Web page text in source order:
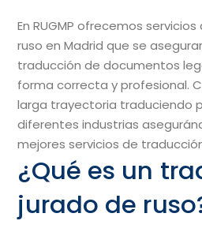
En RUGMP ofrecemos
ruso en Madrid que se
traducción de documentos
forma correcta y profesional.
larga trayectoria traduciendo
diferentes industrias
mejores servicios de
¿Qué es un
jurado de